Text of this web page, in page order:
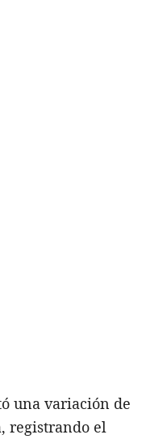
una variación de
registrando el